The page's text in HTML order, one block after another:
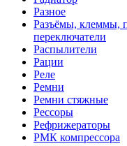
Разное
Разъёмы, клеммы,
переключатели
Распылители
Рации
Реле
Ремни
Ремни стяжные
Рессоры
Рефрижераторы
РМК компрессора